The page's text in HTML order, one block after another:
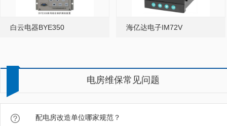
白云电器BYE350 海亿达电子IM72V
电房维保常见问题
配电房改造单位哪家规范？